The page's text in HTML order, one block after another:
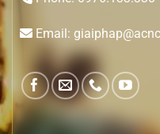
Email: